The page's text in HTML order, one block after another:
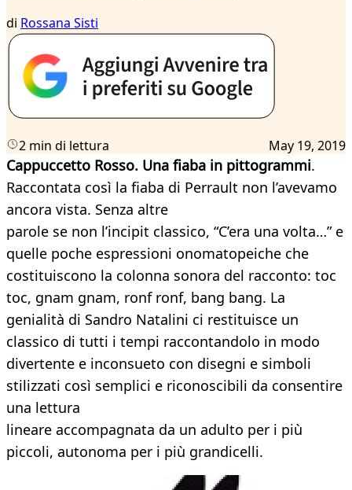
di Rossana Sisti
2 min di lettura May 19, 2019
Cappuccetto Rosso. Una fiaba in pittogrammi.
Raccontata così la fiaba di Perrault non l’avevamo
ancora vista. Senza altre
parole se non l’incipit classico, “C’era una volta…” e
quelle poche espressioni onomatopeiche che
costituiscono la colonna sonora del racconto: toc
toc, gnam gnam, ronf ronf, bang bang. La
genialità di Sandro Natalini ci restituisce un
classico di tutti i tempi raccontandolo in modo
divertente e inconsueto con disegni e simboli
stilizzati così semplici e riconoscibili da consentire
una lettura
lineare accompagnata da un adulto per i più
piccoli, autonoma per i più grandicelli.